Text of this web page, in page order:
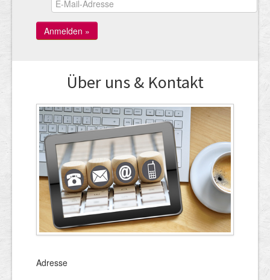
Über uns & Kontakt
Adresse